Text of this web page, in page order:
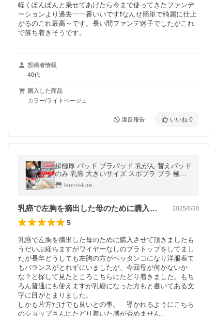
軽くぽんぽんと乗せてあげたら今まで使ってきたファンデ
ーションより過去一一番いいです❗なんせ簡単で綺麗に仕上
がるのこれ最高～です。長い間ファンデ迷子でしたがこれ
で落ち着きそうです。
投稿者情報
40代
購入した商品
カラー/ライトベージュ
違反報告 いいね 0
超極厚 パッド ブラパッド 乳がん 替えパッド
のみ 乳癌 大きいサイズ スポブラ ブラ 極厚
極薄 ヨガ 盛れる 術後 厚い パット 人口 乳房
Tenni-store
乳癌で左胸を摘出した母のために購入させ… 2025/6/30
5
乳癌で左胸を摘出した母のために購入させて頂きましたも
うだいぶ経ちますがワイヤーなしのブラトップをしてまし
たが長年どうしても左胸の方がペッタンコになり洋服着て
もバランスがとれずにいましたが、今回母が何かないか
な？と探して見たところこちらにたどり着きました。もち
ろん普通にも使えますが乳癌になった方もと書いてある文
字に目がとまりました。
しかも片方だけでも良いとの事。　導かれるようにこちら
のショップさんにたどり着いた感が否めません。